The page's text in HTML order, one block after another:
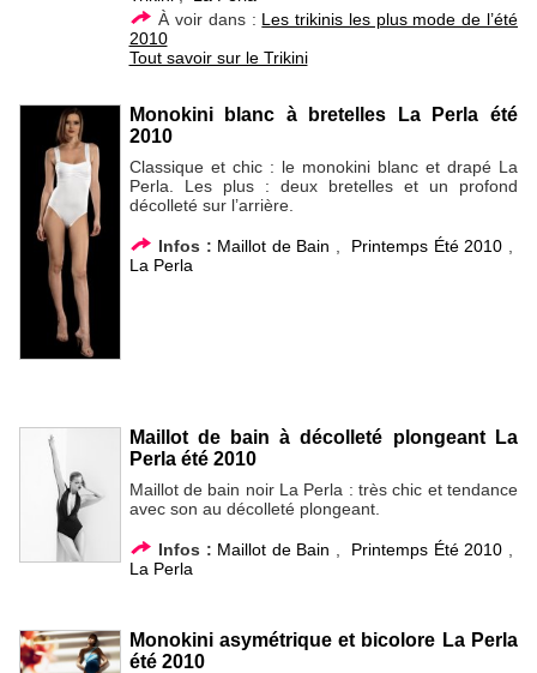
À voir dans : Les trikinis les plus mode de l’été
2010
Tout savoir sur le Trikini
Monokini blanc à bretelles La Perla été
2010
Classique et chic : le monokini blanc et drapé La
Perla. Les plus : deux bretelles et un profond
décolleté sur l’arrière.
Infos : Maillot de Bain , Printemps Été 2010 ,
La Perla
Maillot de bain à décolleté plongeant La
Perla été 2010
Maillot de bain noir La Perla : très chic et tendance
avec son au décolleté plongeant.
Infos : Maillot de Bain , Printemps Été 2010 ,
La Perla
Monokini asymétrique et bicolore La Perla
été 2010